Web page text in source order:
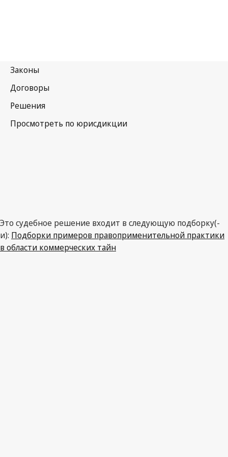
Это судебное решение входит в следующую подборку(-
и): Подборки примеров правоприменительной практики
в области коммерческих тайн